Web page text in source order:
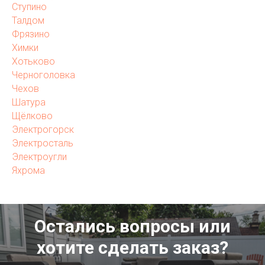
Ступино
Талдом
Фрязино
Химки
Хотьково
Черноголовка
Чехов
Шатура
Щёлково
Электрогорск
Электросталь
Электроугли
Яхрома
Остались вопросы или
хотите сделать заказ?